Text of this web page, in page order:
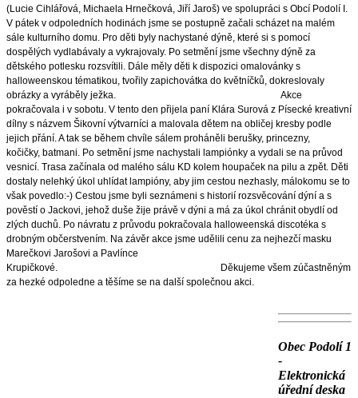
(Lucie Cihlářová, Michaela Hrnečková, Jiří Jaroš) ve spolupráci s Obcí Podolí I.
V pátek v odpoledních hodinách jsme se postupně začali scházet na malém
sále kulturního domu. Pro děti byly nachystané dýně, které si s pomocí
dospělých vydlabávaly a vykrajovaly. Po setmění jsme všechny dýně za
dětského potlesku rozsvítili. Dále měly děti k dispozici omalovánky s
halloweenskou tématikou, tvořily zapichovátka do květníčků, dokreslovaly
obrázky a vyráběly ježka. Akce
pokračovala i v sobotu. V tento den přijela paní Klára Surová z Písecké kreativní
dílny s názvem Šikovní výtvarníci a malovala dětem na obličej kresby podle
jejich přání. A tak se během chvíle sálem proháněli berušky, princezny,
kočičky, batmani. Po setmění jsme nachystali lampiónky a vydali se na průvod
vesnicí. Trasa začínala od malého sálu KD kolem houpaček na pilu a zpět. Děti
dostaly nelehký úkol uhlídat lampióny, aby jim cestou nezhasly, málokomu se to
však povedlo:-) Cestou jsme byli seznámeni s historií rozsvěcování dýní a s
pověstí o Jackovi, jehož duše žije právě v dýni a má za úkol chránit obydlí od
zlých duchů. Po návratu z průvodu pokračovala halloweenská discotéka s
drobným občerstvením. Na závěr akce jsme udělili cenu za nejhezčí masku
Marečkovi Jarošovi a Pavlínce
Krupičkové. Děkujeme všem zúčastněným
za hezké odpoledne a těšíme se na další společnou akci.
Obec Podolí 1
-
Elektronická
úřední deska